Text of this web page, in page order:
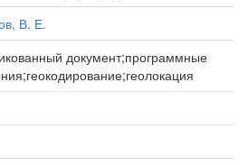
В. Е.
документ;программные